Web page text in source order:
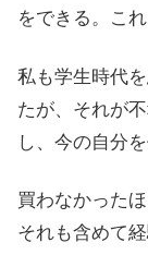
をできる。こ
私も学生時代
たが、それが
し、今の自分
買わなかった
それも含めて経